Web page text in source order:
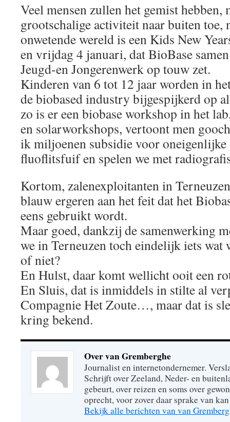
Veel mensen zullen het gemist hebben,
grootschalige activiteit naar buiten toe,
onwetende wereld is een Kids New
en vrijdag 4 januari, dat BioBase
Jeugd-en Jongerenwerk op touw zet.
Kinderen van 6 tot 12 jaar worden in
de biobased industry bijgespijkerd op
zo is er een biobase workshop in het
en solarworkshops, vertoont men
ik miljoenen subsidie voor oneigenlijke
fluoflitsfuif en spelen we met
Kortom, zalenexploitanten in
blauw ergeren aan het feit dat het
eens gebruikt wordt.
Maar goed, dankzij de samenwerking
we in Terneuzen toch eindelijk iets
of niet?
En Hulst, daar komt wellicht ooit een
En Sluis, dat is inmiddels in stilte al
Compagnie Het Zoute…, maar dat is
kring bekend.
Over van Gremberghe
Journalist en internetondernemer.
Schrijft over Zeeland, Neder- en
gebeurt, over reizen en soms over
oprecht, voor zover daar sprake van
Bekijk alle berichten van van